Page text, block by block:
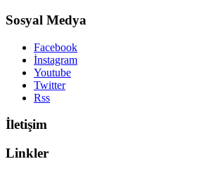
Sosyal Medya
Facebook
İnstagram
Youtube
Twitter
Rss
İletişim
Linkler